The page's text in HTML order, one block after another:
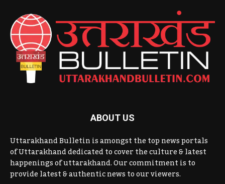
ABOUT US
Uttarakhand Bulletin is amongst the top news portals
of Uttarakhand dedicated to cover the culture & latest
happenings of uttarakhand. Our commitment is to
provide latest & authentic news to our viewers.